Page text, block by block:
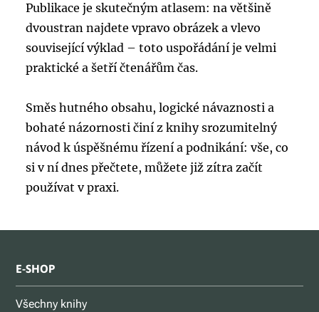
Publikace je skutečným atlasem: na většině
dvoustran najdete vpravo obrázek a vlevo
související výklad – toto uspořádání je velmi
praktické a šetří čtenářům čas.
Směs hutného obsahu, logické návaznosti a
bohaté názornosti činí z knihy srozumitelný
návod k úspěšnému řízení a podnikání: vše, co
si v ní dnes přečtete, můžete již zítra začít
používat v praxi.
E-SHOP
Všechny knihy